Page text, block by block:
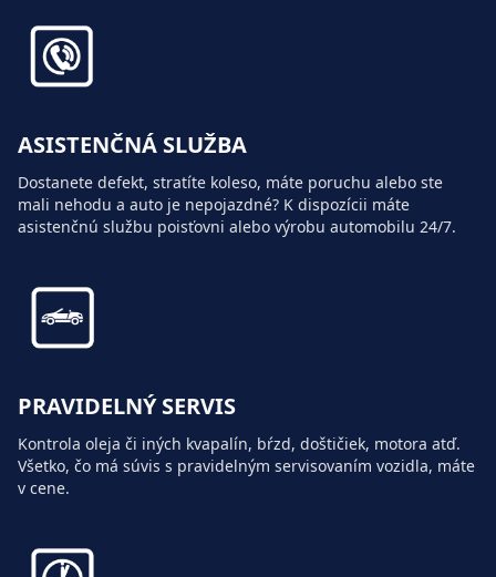
ASISTENČNÁ SLUŽBA
Dostanete defekt, stratíte koleso, máte poruchu alebo ste
mali nehodu a auto je nepojazdné? K dispozícii máte
asistenčnú službu poisťovni alebo výrobu automobilu 24/7.
PRAVIDELNÝ SERVIS
Kontrola oleja či iných kvapalín, bŕzd, doštičiek, motora atď.
Všetko, čo má súvis s pravidelným servisovaním vozidla, máte
v cene.